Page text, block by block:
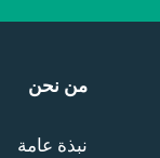
من نحن
نبذة عامة